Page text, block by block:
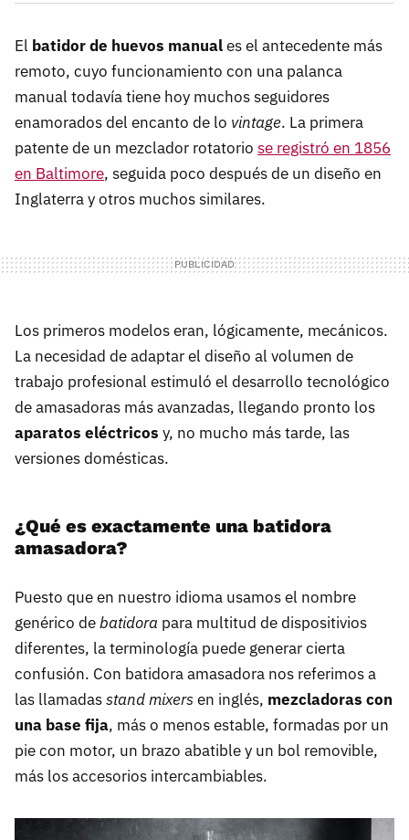
El batidor de huevos manuales el antecedente más
remoto, cuyo funcionamiento con una palanca
manual todavía tiene hoy muchos seguidores
enamorados del encanto de lo vintage. La primera
patente de un mezclador rotatorio se registró en 1856
en Baltimore, seguida poco después de un diseño en
Inglaterra y otros muchos similares.
Los primeros modelos eran, lógicamente, mecánicos.
La necesidad de adaptar el diseño al volumen de
trabajo profesional estimuló el desarrollo tecnológico
de amasadoras más avanzadas, llegando pronto los
aparatos eléctricos y, no mucho más tarde, las
versiones domésticas.
¿Qué es exactamente una batidora
amasadora?
Puesto que en nuestro idioma usamos el nombre
genérico debatidora para multitud de dispositivios
diferentes, la terminología puede generar cierta
confusión. Con batidora amasadora nos referimos a
las llamadasstand mixersen inglés, mezcladoras con
una base fija, más o menos estable, formadas por un
pie con motor, un brazo abatible y un bol removible,
más los accesorios intercambiables.